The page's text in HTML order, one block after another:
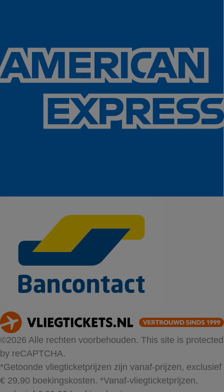
©2026 Alle rechten voorbehouden. This site is protected
by reCAPTCHA.
*Getoonde vliegticketprijzen zijn vanaf-prijzen, exclusief
€ 29,90 boekingskosten. *Vanaf-vliegticketprijzen,